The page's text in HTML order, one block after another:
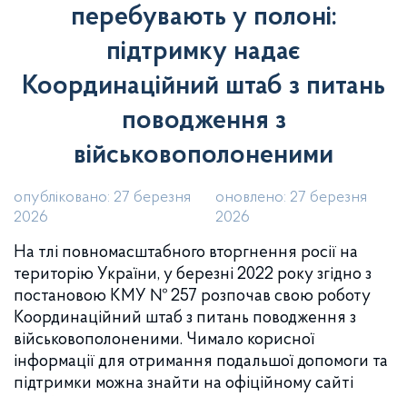
перебувають у полоні:
підтримку надає
Координаційний штаб з питань
поводження з
військовополоненими
опубліковано: 27 березня
2026
оновлено: 27 березня
2026
На тлі повномасштабного вторгнення росії на
територію України, у березні 2022 року згідно з
постановою КМУ № 257 розпочав свою роботу
Координаційний штаб з питань поводження з
військовополоненими. Чимало корисної
інформації для отримання подальшої допомоги та
підтримки можна знайти на офіційному сайті